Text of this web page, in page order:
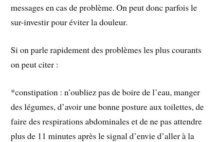
messages en cas de problème. On peut donc parfois le
sur-investir pour éviter la douleur.
Si on parle rapidement des problèmes les plus courants
on peut citer :
*constipation : n’oubliez pas de boire de l’eau, manger
des légumes, d’avoir une bonne posture aux toilettes, de
faire des respirations abdominales et de ne pas attendre
plus de 11 minutes après le signal d’envie d’aller à la